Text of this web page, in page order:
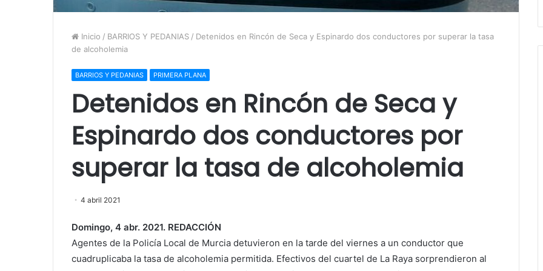
Inicio / BARRIOS Y PEDANIAS / Detenidos en Rincón de Seca y Espinardo dos conductores por superar la tasa
de alcoholemia
BARRIOS Y PEDANIAS PRIMERA PLANA
Detenidos en Rincón de Seca y
Espinardo dos conductores por
superar la tasa de alcoholemia
4 abril 2021
Domingo, 4 abr. 2021. REDACCIÓN
Agentes de la Policía Local de Murcia detuvieron en la tarde del viernes a un conductor que
cuadruplicaba la tasa de alcoholemia permitida. Efectivos del cuartel de La Raya sorprendieron al